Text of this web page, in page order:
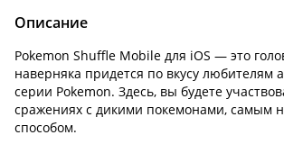
Описание
Pokemon Shuffle Mobile для iOS — это
наверняка придется по вкусу любителям
серии Pokemon. Здесь, вы будете
сражениях с дикими покемонами, самым
способом.